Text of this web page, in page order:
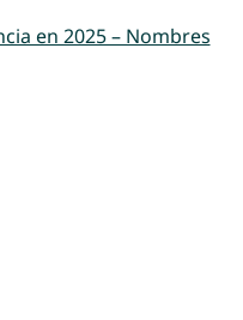
en 2025 – Nombres